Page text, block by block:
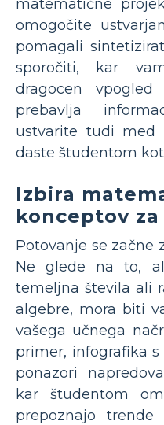
matematične
omogočite
pomagali
sporočiti, kar
dragocen
prebavlja
ustvarite tudi med
daste študentom
Izbira
konceptov
Potovanje se začne
Ne glede na to,
temeljna števila ali
algebre, mora biti
vašega učnega
primer, infografika
ponazori
kar študentom
prepoznajo